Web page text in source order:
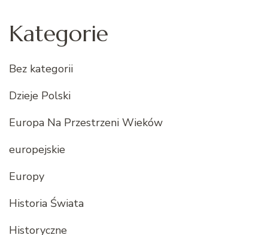
Kategorie
Bez kategorii
Dzieje Polski
Europa Na Przestrzeni Wieków
europejskie
Europy
Historia Świata
Historyczne